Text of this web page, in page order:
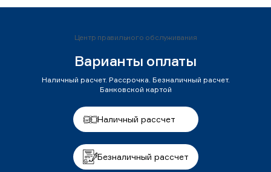
Центр правильного обслуживания
Варианты оплаты
Наличный расчет. Рассрочка. Безналичный расчет.
Банковской картой
Наличный рассчет
Безналичный рассчет